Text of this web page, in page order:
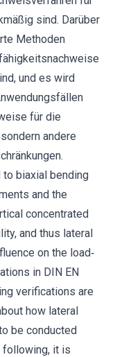
sind. Darüber
Methoden
und es wird
für die
andere
to biaxial bending
and the
concentrated
and thus lateral
on the load‐
in DIN EN
verifications are
how lateral
be conducted
following, it is